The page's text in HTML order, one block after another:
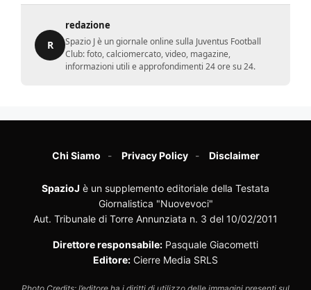
R
redazione
Spazio J è un giornale online sulla Juventus Football
Club: foto, calciomercato, video, magazine,
informazioni utili e approfondimenti 24 ore su 24.
Chi Siamo Privacy Policy Disclaimer
SpazioJ è un supplemento editoriale della Testata
Giornalistica "Nuovevoci"
Aut. Tribunale di Torre Annunziata n. 3 del 10/02/2011
Direttore responsabile: Pasquale Giacometti
Editore: Cierre Media SRLS